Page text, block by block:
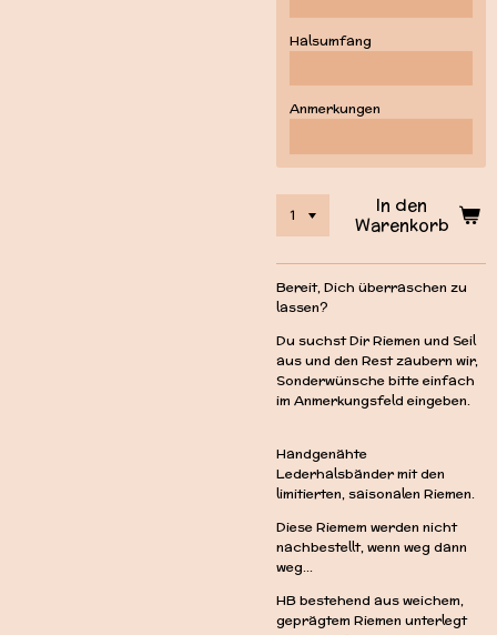
Halsumfang
Anmerkungen
In den
Warenkorb
Bereit, Dich überraschen zu
lassen?
Du suchst Dir Riemen und Seil
aus und den Rest zaubern wir,
Sonderwünsche bitte einfach
im Anmerkungsfeld eingeben.
Handgenähte
Lederhalsbänder mit den
limitierten, saisonalen Riemen.
Diese Riemem werden nicht
nachbestellt, wenn weg dann
weg...
HB bestehend aus weichem,
geprägtem Riemen unterlegt